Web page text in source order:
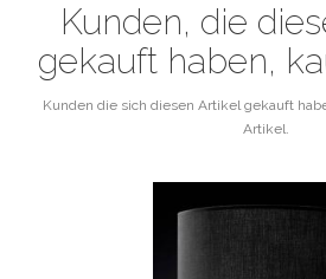
Kunden, die
gekauft haben,
Kunden die sich diesen Artikel gekauft
Artikel.